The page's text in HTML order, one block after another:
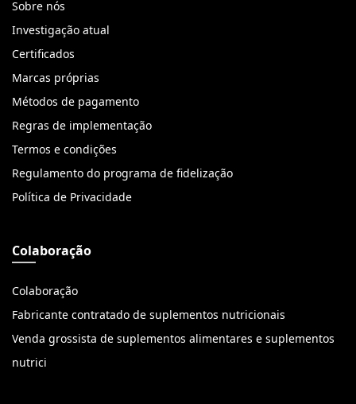
Sobre nós
Investigação atual
Certificados
Marcas próprias
Métodos de pagamento
Regras de implementação
Termos e condições
Regulamento do programa de fidelização
Política de Privacidade
Colaboração
Colaboração
Fabricante contratado de suplementos nutricionais
Venda grossista de suplementos alimentares e suplementos
nutrici